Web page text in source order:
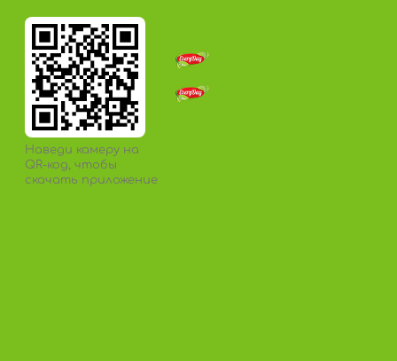
Наведи камеру на
QR-код, чтобы
скачать приложение